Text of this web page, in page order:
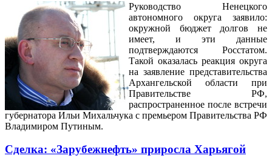
Руководство Ненецкого
автономного округа заявило:
окружной бюджет долгов не
имеет, и эти данные
подтверждаются Росстатом.
Такой оказалась реакция округа
на заявление представительства
Архангельской области при
Правительстве РФ,
распространенное после встречи
губернатора Ильи Михальчука с премьером Правительства РФ
Владимиром Путиным.
Сделка: «Зарубежнефть» приросла Харьягой